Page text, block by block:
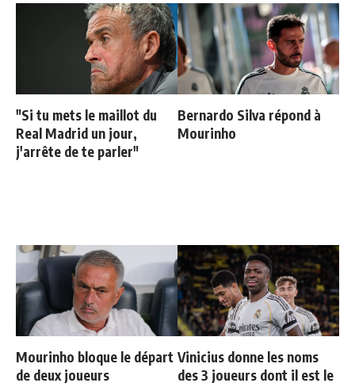
"Si tu mets le maillot du
Real Madrid un jour,
j'arrête de te parler"
Bernardo Silva répond à
Mourinho
Mourinho bloque le départ
de deux joueurs
Vinicius donne les noms
des 3 joueurs dont il est le